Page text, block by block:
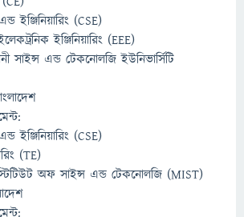
ইঞ্জিনিয়ারিং (CSE)
ইঞ্জিনিয়ারিং (EEE)
সাইন্স এন্ড টেকনোলজি ইউনিভার্সিটি
ইঞ্জিনিয়ারিং (CSE)
(TE)
অফ সাইন্স এন্ড টেকনোলজি (MIST)